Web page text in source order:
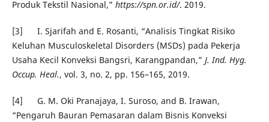
Produk Tekstil Nasional,” https://spn.or.id/. 2019.
[3] I. Sjarifah and E. Rosanti, “Analisis Tingkat Risiko
Keluhan Musculoskeletal Disorders (MSDs) pada Pekerja
Usaha Kecil Konveksi Bangsri, Karangpandan,” J. Ind. Hyg.
Occup. Heal., vol. 3, no. 2, pp. 156–165, 2019.
[4] G. M. Oki Pranajaya, I. Suroso, and B. Irawan,
“Pengaruh Bauran Pemasaran dalam Bisnis Konveksi